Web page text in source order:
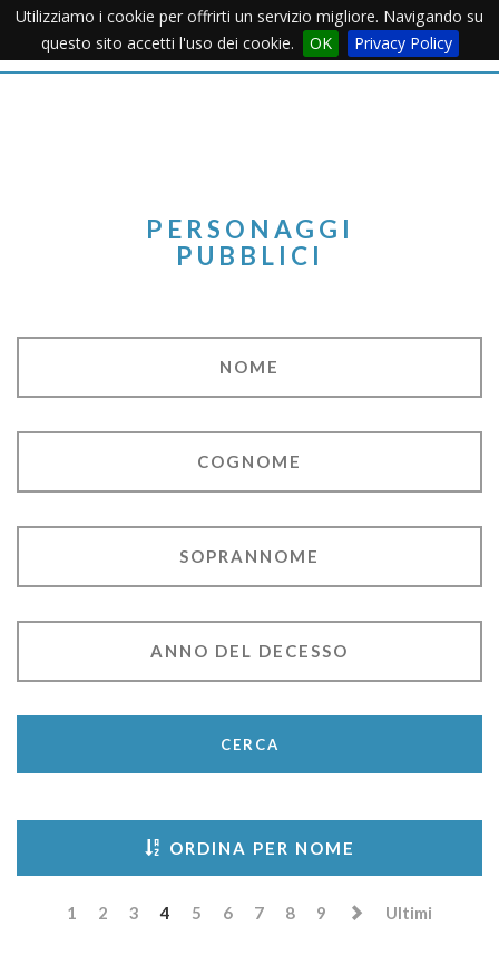
Utilizziamo i cookie per offrirti un servizio migliore. Navigando su
questo sito accetti l'uso dei cookie.
OK Privacy PolicyMenu
PERSONAGGI
PUBBLICI
CERCA
ORDINA PER NOME
1 2 3 4 5 6 7 8 9 Ultimi